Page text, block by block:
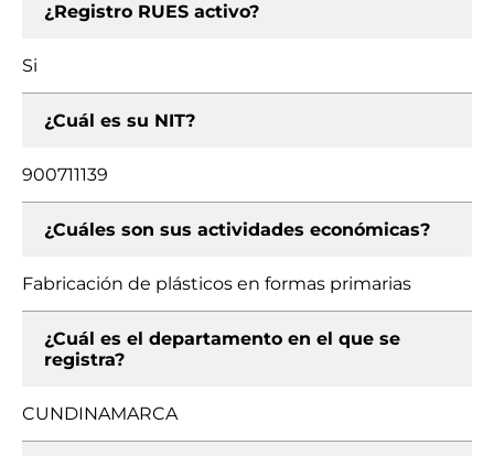
¿Registro RUES activo?
Si
¿Cuál es su NIT?
900711139
¿Cuáles son sus actividades económicas?
Fabricación de plásticos en formas primarias
¿Cuál es el departamento en el que se
registra?
CUNDINAMARCA